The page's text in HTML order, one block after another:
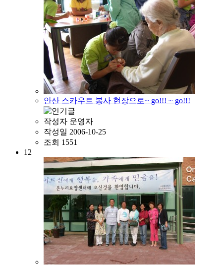
안산 스카우트 봉사 현장으로~ go!!! ~ go!!!
작성자 운영자
작성일 2006-10-25
조회 1551
12